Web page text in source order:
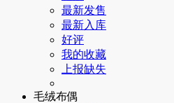
最新发售
最新入库
好评
我的收藏
上报缺失
毛绒布偶